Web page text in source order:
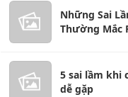
Những Sai
Thường Mắc
5 sai lầm khi
dễ gặp